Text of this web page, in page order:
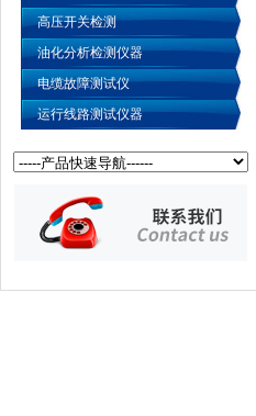
高压开关检测
油化分析检测仪器
电缆故障测试仪
运行线路测试仪器